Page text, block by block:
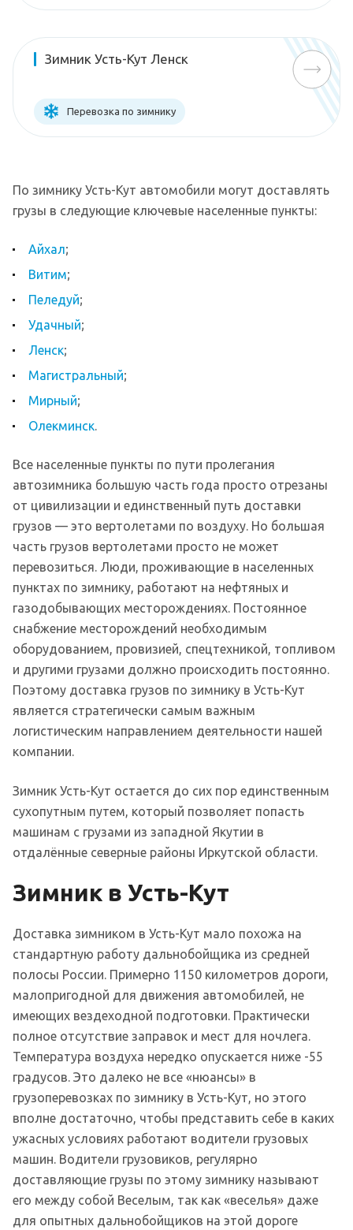
Зимник Усть-Кут Ленск
Перевозка по зимнику
По зимнику Усть-Кут автомобили могут доставлять
грузы в следующие ключевые населенные пункты:
Айхал;
Витим;
Пеледуй;
Удачный;
Ленск;
Магистральный;
Мирный;
Олекминск.
Все населенные пункты по пути пролегания
автозимника большую часть года просто отрезаны
от цивилизации и единственный путь доставки
грузов — это вертолетами по воздуху. Но большая
часть грузов вертолетами просто не может
перевозиться. Люди, проживающие в населенных
пунктах по зимнику, работают на нефтяных и
газодобывающих месторождениях. Постоянное
снабжение месторождений необходимым
оборудованием, провизией, спецтехникой, топливом
и другими грузами должно происходить постоянно.
Поэтому доставка грузов по зимнику в Усть-Кут
является стратегически самым важным
логистическим направлением деятельности нашей
компании.
Зимник Усть-Кут остается до сих пор единственным
сухопутным путем, который позволяет попасть
машинам с грузами из западной Якутии в
отдалённые северные районы Иркутской области.
Зимник в Усть-Кут
Доставка зимником в Усть-Кут мало похожа на
стандартную работу дальнобойщика из средней
полосы России. Примерно 1150 километров дороги,
малопригодной для движения автомобилей, не
имеющих вездеходной подготовки. Практически
полное отсутствие заправок и мест для ночлега.
Температура воздуха нередко опускается ниже -55
градусов. Это далеко не все «нюансы» в
грузоперевозках по зимнику в Усть-Кут, но этого
вполне достаточно, чтобы представить себе в каких
ужасных условиях работают водители грузовых
машин. Водители грузовиков, регулярно
доставляющие грузы по этому зимнику называют
его между собой Веселым, так как «веселья» даже
для опытных дальнобойщиков на этой дороге